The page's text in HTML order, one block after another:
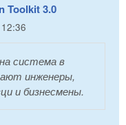
Toolkit 3.0
система в
инженеры,
и бизнесмены.